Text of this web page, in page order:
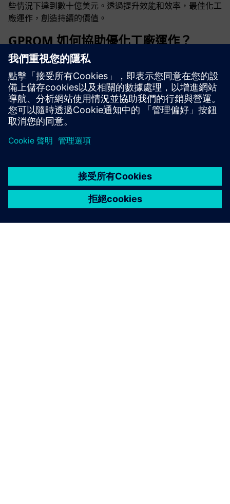
些情況下達到數十億美元。透過提升效能和效率，最佳化工
廠運作，創造持續的價值。
GPROM 如何協助優化工廠運作？
GPROMs 使用高保真度數位雙體模擬真實的製程條件。這
些物理製程的數學模型結合了即時和歷史工廠資料，可幫助
操作員更好地了解設備健康狀況，預測維護需求，並在條件
變化時更快、更明智的決策支持。